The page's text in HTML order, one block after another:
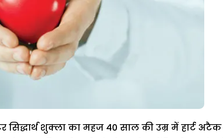
सिद्धार्थ शुक्ला का महज 40 साल की उम्र में हार्ट